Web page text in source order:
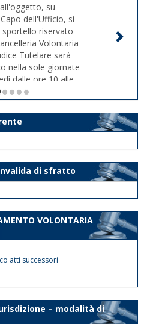
su
dell'Ufficio, si
riservato
Volontaria
Tutelare sarà
nella sole giornate
dalle ore 10 alle
suddette
data odierna fino
la trattazione con
atti indifferibili e
e fasce
la reperibilità
0171 075
di sfratto
VOLONTARIA
atti successori
– modalità di